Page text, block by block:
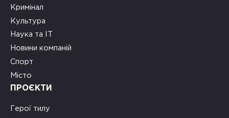
Кримінал
Культура
Наука та ІТ
Новини компаній
Спорт
Місто
ПРОЄКТИ
Герої тилу